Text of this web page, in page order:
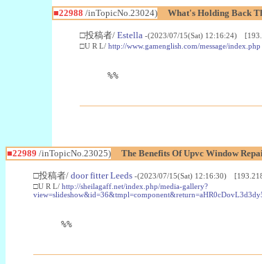
■22988 /inTopicNo.23024) What's Holding Back
□投稿者/ Estella -(2023/07/15(Sat) 12:16:24)
□U R L/ http://www.gamenglish.com/message/index.php
%%
■22989 /inTopicNo.23025) The Benefits Of Upvc Window
□投稿者/ door fitter Leeds -(2023/07/15(Sat) 12:16:30)
□U R L/ http://sheilagaff.net/index.php/media-gallery?
%%